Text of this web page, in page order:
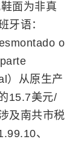
面为非真
牙语：
o
）从原生产
15.7美元/
及南共市税
、